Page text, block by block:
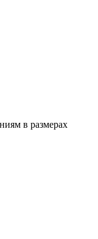
в размерах